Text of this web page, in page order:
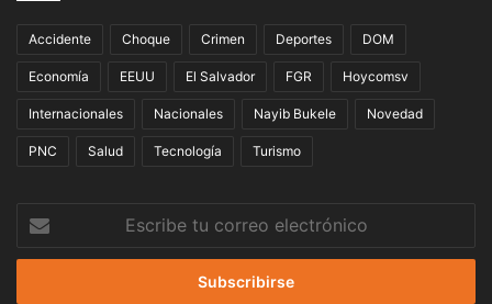
Accidente Choque Crimen Deportes DOM
Economía EEUU El Salvador FGR Hoycomsv
Internacionales Nacionales Nayib Bukele Novedad
PNC Salud Tecnología Turismo
correo